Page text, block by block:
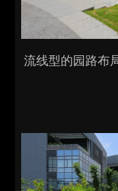
流线型的园路布